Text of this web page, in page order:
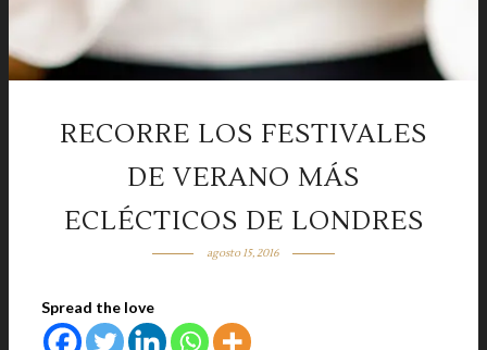
RECORRE LOS FESTIVALES
DE VERANO MÁS
ECLÉCTICOS DE LONDRES
agosto 15, 2016
Spread the love